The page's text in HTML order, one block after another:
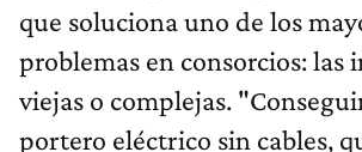
que soluciona uno de los
problemas en consorcios: las
viejas o complejas.
portero eléctrico sin cables,